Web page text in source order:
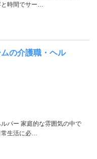
時間でサー…
の介護職・ヘル
パー 家庭的な雰囲気の中で
生活に必…